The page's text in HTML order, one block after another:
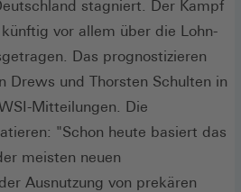
stagniert. Der Kampf
vor allem über die Lohn-
Das prognostizieren
Drews und Thorsten Schulten in
Mitteilungen. Die
"Schon heute basiert das
meisten neuen
Ausnutzung von prekären